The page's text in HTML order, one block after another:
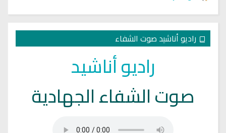
راديو أناشيد صوت الشفاء
راديو أناشيد
صوت الشفاء الجهادية